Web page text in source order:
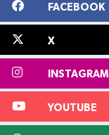
FACEBOOK
X
INSTAGRAM
YOUTUBE